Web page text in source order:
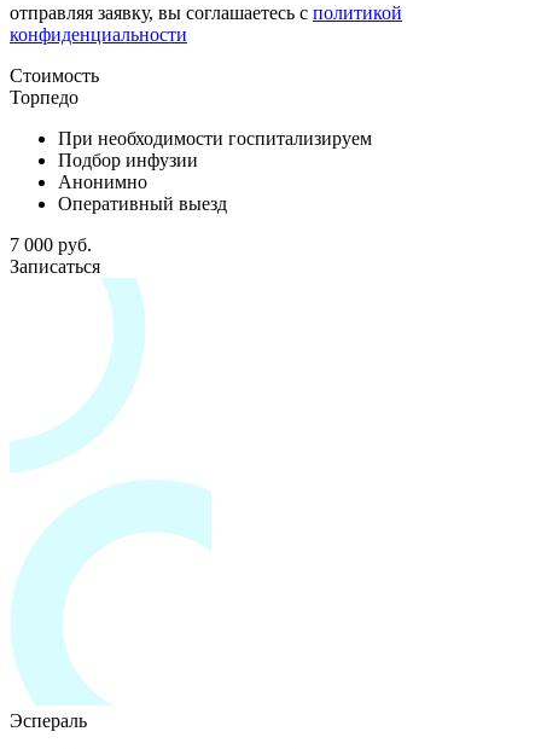
отправляя заявку, вы соглашаетесь с политикой
конфиденциальности
Стоимость
Торпедо
При необходимости госпитализируем
Подбор инфузии
Анонимно
Оперативный выезд
7 000 руб.
Записаться
Эспераль